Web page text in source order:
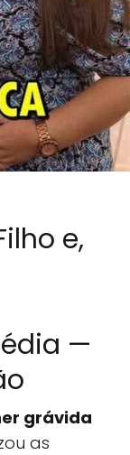
e,
—
grávida
as